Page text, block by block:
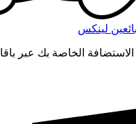
لينكس
الاستضافة الخاصة بك عبر